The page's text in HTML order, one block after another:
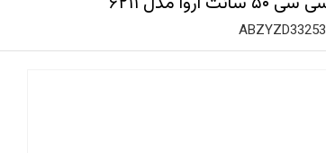
ABZYZD33253